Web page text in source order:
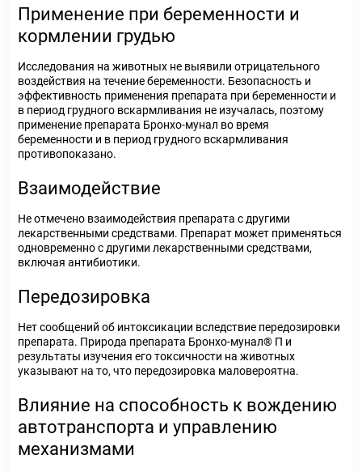
Применение при беременности и
кормлении грудью
Исследования на животных не выявили отрицательного
воздействия на течение беременности. Безопасность и
эффективность применения препарата при беременности и
в период грудного вскармливания не изучалась, поэтому
применение препарата Бронхо-мунал во время
беременности и в период грудного вскармливания
противопоказано.
Взаимодействие
Не отмечено взаимодействия препарата с другими
лекарственными средствами. Препарат может применяться
одновременно с другими лекарственными средствами,
включая антибиотики.
Передозировка
Нет сообщений об интоксикации вследствие передозировки
препарата. Природа препарата Бронхо-мунал® П и
результаты изучения его токсичности на животных
указывают на то, что передозировка маловероятна.
Влияние на способность к вождению
автотранспорта и управлению
механизмами